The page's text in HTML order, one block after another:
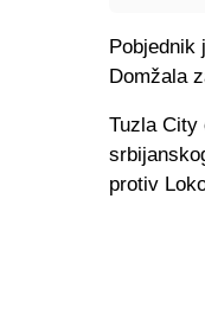
Pobjednik
Domžala
Tuzla City
protiv